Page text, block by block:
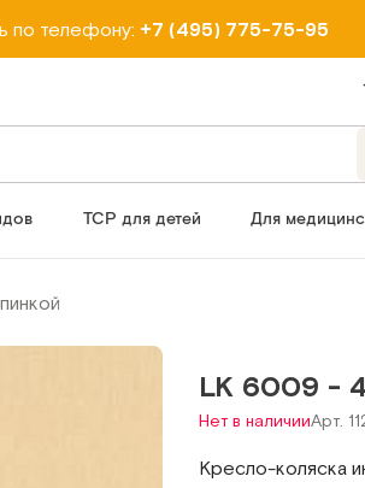
по телефону: +7 (495) 775-75-95
ТСР для детей Для
LK 6009 -
Нет в наличииАрт.
Кресло-коляска